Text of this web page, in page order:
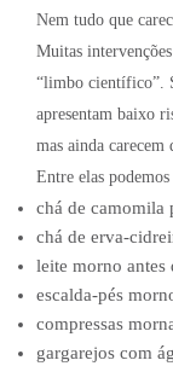
Nem tudo que
Muitas
“limbo científico”.
apresentam baixo
mas ainda carecem
Entre elas
chá de camomila
chá de erva-
leite morno antes
escalda-pés
compressas
gargarejos com